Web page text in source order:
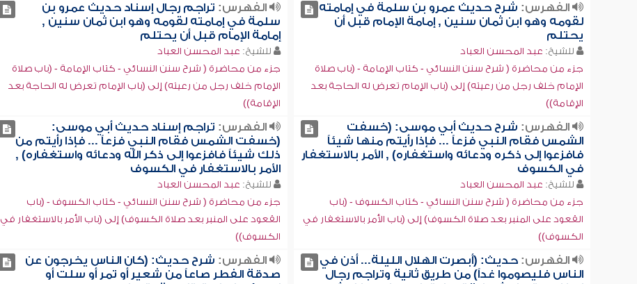
الفهرس: شرح حديث عمرو بن سلمة في إمامته
لقومه وهو ابن ثمان سنين , إمامة الإمام قبل أن
يحتلم
للشيخ: عبد المحسن العباد
جزء من محاضرة ( شرح سنن النسائي - كتاب الإمامة - (باب صلاة
الإمام خلف رجل من رعيته) إلى (باب الإمام تعرض له الحاجة بعد
الإقامة))
الفهرس: تراجم رجال إسناد حديث عمرو بن
سلمة في إمامته لقومه وهو ابن ثمان سنين ,
إمامة الإمام قبل أن يحتلم
للشيخ: عبد المحسن العباد
جزء من محاضرة ( شرح سنن النسائي - كتاب الإمامة - (باب صلاة
الإمام خلف رجل من رعيته) إلى (باب الإمام تعرض له الحاجة بعد
الإقامة))
الفهرس: شرح حديث أبي موسى: (خسفت
الشمس فقام النبي فزعاً ... فإذا رأيتم منها شيئاً
فافزعوا إلى ذكره ودعائه واستغفاره) , الأمر بالاستغفار
في الكسوف
للشيخ: عبد المحسن العباد
جزء من محاضرة ( شرح سنن النسائي - كتاب الكسوف - (باب
القعود على المنبر بعد صلاة الكسوف) إلى (باب الأمر بالاستغفار في
الكسوف))
الفهرس: تراجم إسناد حديث أبي موسى:
(خسفت الشمس فقام النبي فزعاً ... فإذا رأيتم من
ذلك شيئاً فافزعوا إلى ذكر الله ودعائه واستغفاره) ,
الأمر بالاستغفار في الكسوف
للشيخ: عبد المحسن العباد
جزء من محاضرة ( شرح سنن النسائي - كتاب الكسوف - (باب
القعود على المنبر بعد صلاة الكسوف) إلى (باب الأمر بالاستغفار في
الكسوف))
الفهرس:حديث: (أبصرت الهلال الليلة... أذن في
الناس فليصوموا غداً) من طريق ثانية وتراجم رجال
الفهرس: شرح حديث: (كان الناس يخرجون عن
صدقة الفطر صاعاً من شعير أو تمر أو سلت أو